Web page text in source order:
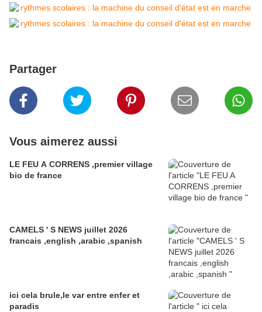
Partager
Vous aimerez aussi
LE FEU A CORRENS ,premier village
bio de france
CAMELS ' S NEWS juillet 2026
francais ,english ,arabic ,spanish
ici cela brule,le var entre enfer et
paradis